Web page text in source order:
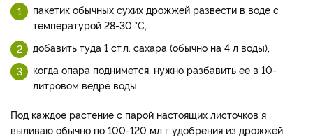
пакетик обычных сухих дрожжей развести в воде с
температурой 28-30 °C,
добавить туда 1 ст.л. сахара (обычно на 4 л воды),
когда опара поднимется, нужно разбавить ее в 10-
литровом ведре воды.
Под каждое растение с парой настоящих листочков я
выливаю обычно по 100-120 мл г удобрения из дрожжей.